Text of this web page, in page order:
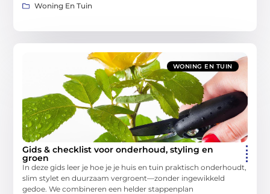
Woning En Tuin
WONING EN TUIN
Gids & checklist voor onderhoud, styling en
groen
In deze gids leer je hoe je je huis en tuin praktisch onderhoudt,
slim stylet en duurzaam vergroent—zonder ingewikkeld
gedoe. We combineren een helder stappenplan